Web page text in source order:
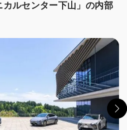
カルセンター下山」の内部